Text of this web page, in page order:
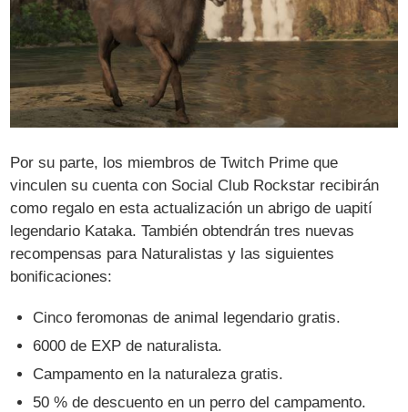
Por su parte, los miembros de Twitch Prime que
vinculen su cuenta con Social Club Rockstar recibirán
como regalo en esta actualización un abrigo de uapití
legendario Kataka. También obtendrán tres nuevas
recompensas para Naturalistas y las siguientes
bonificaciones:
Cinco feromonas de animal legendario gratis.
6000 de EXP de naturalista.
Campamento en la naturaleza gratis.
50 % de descuento en un perro del campamento.